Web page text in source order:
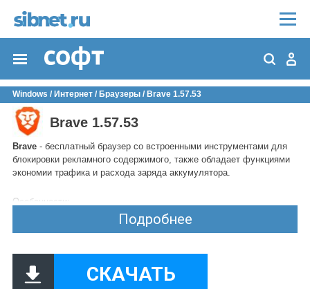
Windows / Интернет / Браузеры / Brave 1.57.53
Brave 1.57.53
Brave - бесплатный браузер со встроенными инструментами для
блокировки рекламного содержимого, также обладает функциями
экономии трафика и расхода заряда аккумулятора.
Особенности:
быстрая скорость работы;
безопасность данных пользователя достигается благодаря
оптимизация расхода заряда батареи и функция экономии
браузер Brave имеет встроенный AdBlock для блокировки
Подробнее
СКАЧАТЬ